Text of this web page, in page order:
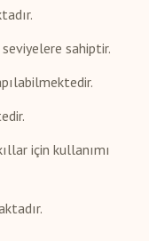
sahiptir.
için kullanımı